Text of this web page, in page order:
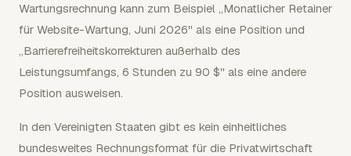
Wartungsrechnung kann zum Beispiel „Monatlicher Retainer
für Website-Wartung, Juni 2026" als eine Position und
„Barrierefreiheitskorrekturen außerhalb des
Leistungsumfangs, 6 Stunden zu 90 $" als eine andere
Position ausweisen.
In den Vereinigten Staaten gibt es kein einheitliches
bundesweites Rechnungsformat für die Privatwirtschaft